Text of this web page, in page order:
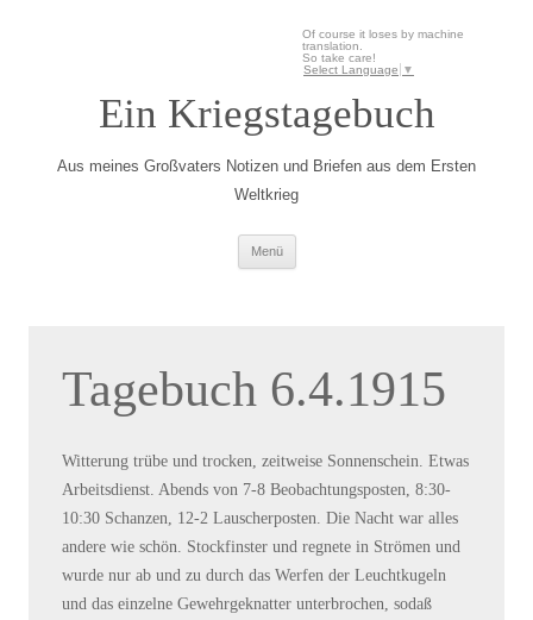
Of course it loses by machine
translation.
So take care!
Select Language ▼
Ein Kriegstagebuch
Aus meines Großvaters Notizen und Briefen aus dem Ersten
Weltkrieg
Menü
Tagebuch 6.4.1915
Witterung trübe und trocken, zeitweise Sonnenschein. Etwas
Arbeitsdienst. Abends von 7-8 Beobachtungsposten, 8:30-
10:30 Schanzen, 12-2 Lauscherposten. Die Nacht war alles
andere wie schön. Stockfinster und regnete in Strömen und
wurde nur ab und zu durch das Werfen der Leuchtkugeln
und das einzelne Gewehrgeknatter unterbrochen, sodaß